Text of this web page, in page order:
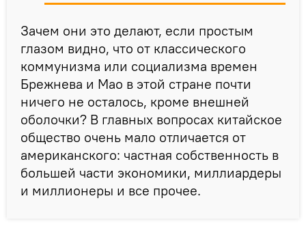
Зачем они это делают, если простым
глазом видно, что от классического
коммунизма или социализма времен
Брежнева и Мао в этой стране почти
ничего не осталось, кроме внешней
оболочки? В главных вопросах китайское
общество очень мало отличается от
американского: частная собственность в
большей части экономики, миллиардеры
и миллионеры и все прочее.